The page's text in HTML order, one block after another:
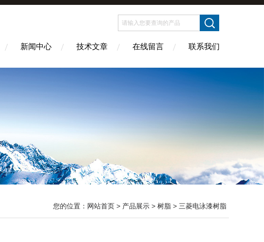
新闻中心 技术文章 在线留言 联系我们
您的位置： 网站首页 > 产品展示 > 树脂 > 三菱电泳漆树脂